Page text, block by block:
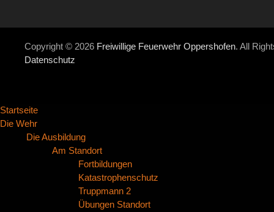
Copyright © 2026 Freiwillige Feuerwehr Oppershofen. All
Datenschutz
Startseite
Die Wehr
Die Ausbildung
Am Standort
Fortbildungen
Katastrophenschutz
Truppmann 2
Übungen Standort